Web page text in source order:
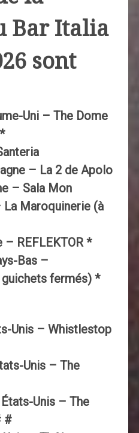
Bar Italia
sont
Uni – The Dome
– La 2 de Apolo
– Sala Mon
Maroquinerie (à
REFLEKTOR *
Bas –
fermés) *
Unis – Whistlestop
Unis – The
Unis – The
#